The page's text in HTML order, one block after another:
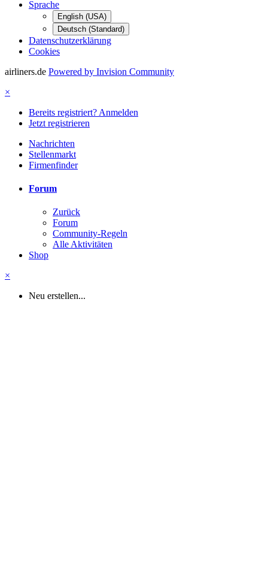
Sprache
English (USA)
Deutsch (Standard)
Datenschutzerklärung
Cookies
airliners.de Powered by Invision Community
×
Bereits registriert? Anmelden
Jetzt registrieren
Nachrichten
Stellenmarkt
Firmenfinder
Forum
Zurück
Forum
Community-Regeln
Alle Aktivitäten
Shop
×
Neu erstellen...